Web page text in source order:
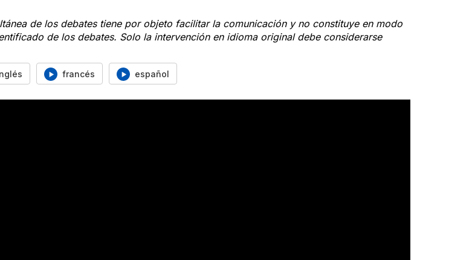
de los debates tiene por objeto facilitar la comunicación y no constituye en modo
de los debates. Solo la intervención en idioma original debe considerarse
francés español